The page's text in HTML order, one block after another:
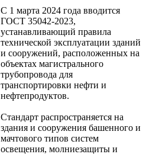
С 1 марта 2024 года вводится
ГОСТ 35042-2023,
устанавливающий правила
технической эксплуатации зданий
и сооружений, расположенных на
объектах магистрального
трубопровода для
транспортировки нефти и
нефтепродуктов.
Стандарт распространяется на
здания и сооружения башенного и
мачтового типов систем
освещения, молниезащиты и